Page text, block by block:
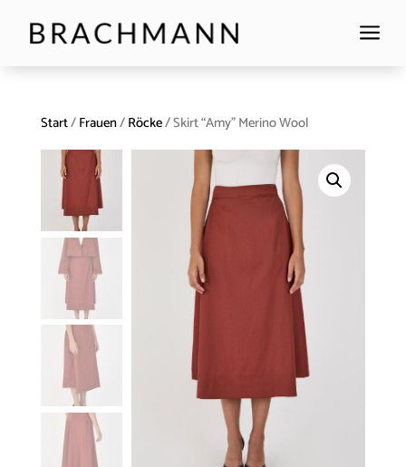
a
Start/Frauen/Röcke/ Skirt “Amy” Merino Wool